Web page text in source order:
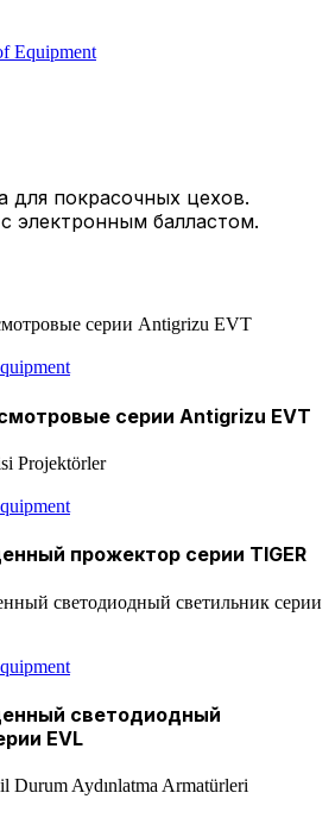
Equipment
для покрасочных цехов.
электронным балластом.
серии Antigrizu EVT
прожектор серии TIGER
светодиодный
EVL